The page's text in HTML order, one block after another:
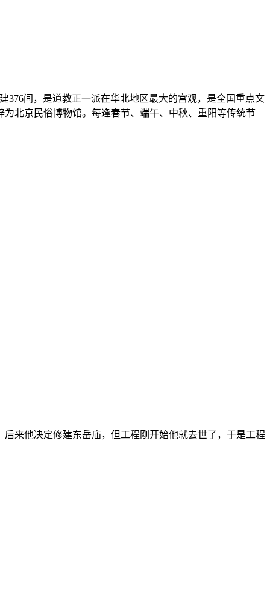
376间，是道教正一派在华北地区最大的宫观，是全国重点文
北京民俗博物馆。每逢春节、端午、中秋、重阳等传统节
来他决定修建东岳庙，但工程刚开始他就去世了，于是工程